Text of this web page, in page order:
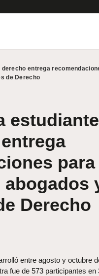
entrega
de Derecho
para
Derecho
entre agosto y octubre
fue de 573 participantes en